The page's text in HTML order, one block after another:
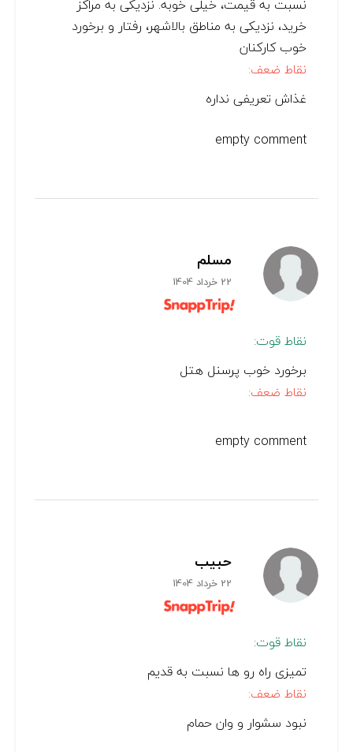
نسبت به قیمت، خیلی خوبه. نزدیکی به مراکز
خرید، نزدیکی به مناطق بالاشهر، رفتار و برخورد
خوب کارکنان
نقاط ضعف:
غذاش تعریفی نداره
empty comment
مسلم
22 خرداد 1404
نقاط قوت:
برخورد خوب پرسنل هتل
نقاط ضعف:
empty comment
حبیب
22 خرداد 1404
نقاط قوت:
تمیزی راه رو ها نسبت به قدیم
نقاط ضعف:
نبود سشوار و وان حمام